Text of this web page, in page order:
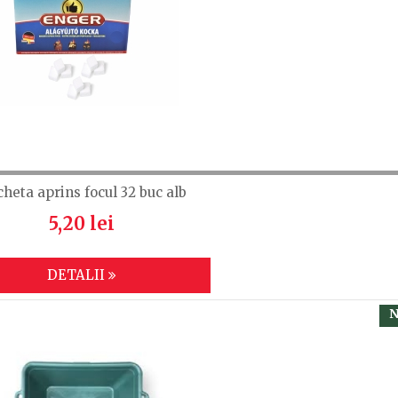
aprins focul 32 buc alb
5,20 lei
DETALII